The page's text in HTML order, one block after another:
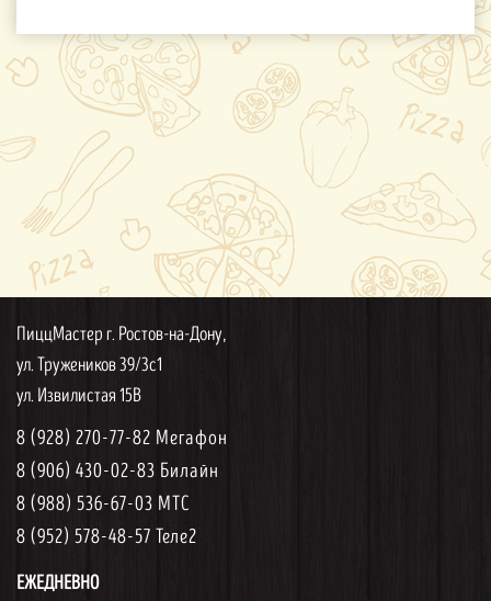
ПиццМастер г. Ростов-на-Дону,
ул. Тружеников 39/3с1
ул. Извилистая 15В
8 (928) 270-77-82 Мегафон
8 (906) 430-02-83 Билайн
8 (988) 536-67-03 МТС
8 (952) 578-48-57 Теле2
ЕЖЕДНЕВНО